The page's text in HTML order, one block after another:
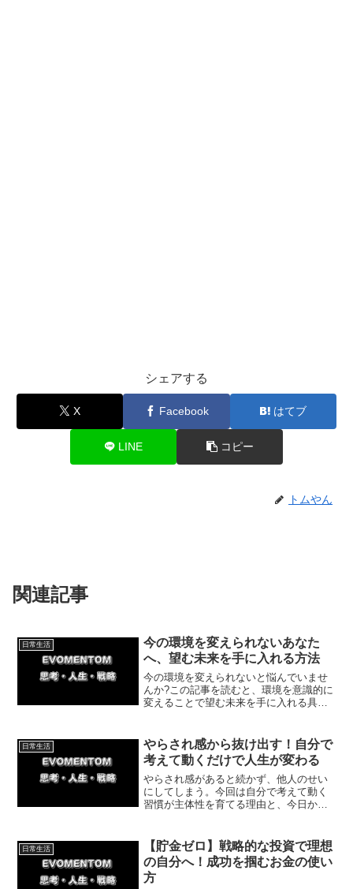
シェアする
X Facebook はてブ
LINE コピー
トムやん
関連記事
日常生活
今の環境を変えられないあなた
へ、望む未来を手に入れる方法
今の環境を変えられないと悩んでいませ
んか?この記事を読むと、環境を意識的に
変えることで望む未来を手に入れる具体
実践することです。今日からできる簡単
な一歩も紹介しています。
日常生活
やらされ感から抜け出す！自分で
考えて動くだけで人生が変わる
やらされ感があると続かず、他人のせい
にしてしまう。今回は自分で考えて動く
習慣が主体性を育てる理由と、今日から
していきます。
日常生活
【貯金ゼロ】戦略的な投資で理想
の自分へ！成功を掴むお金の使い
方